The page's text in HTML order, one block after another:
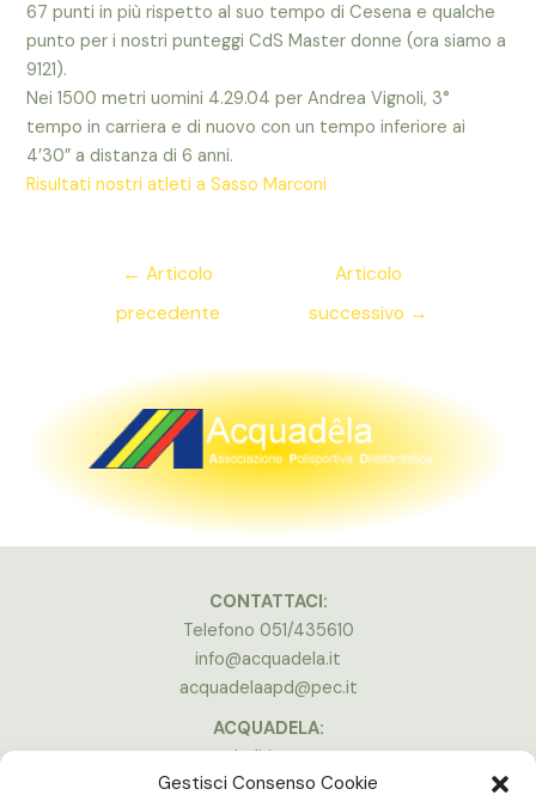
Gestisci Consenso Cookie
67 punti in più rispetto al suo tempo di Cesena e qualche
punto per i nostri punteggi CdS Master donne (ora siamo a
9121).
Nei 1500 metri uomini 4.29.04 per Andrea Vignoli, 3°
tempo in carriera e di nuovo con un tempo inferiore ai
4’30” a distanza di 6 anni.
Risultati nostri atleti a Sasso Marconi
Navigazione
← Articolo
precedente
Articolo
successivo →
CONTATTACI:
Telefono 051/435610
info@acquadela.it
acquadelaapd@pec.it
ACQUADELA:
Indirizzo:
Via A. Costa, 174, 40134 Bologna